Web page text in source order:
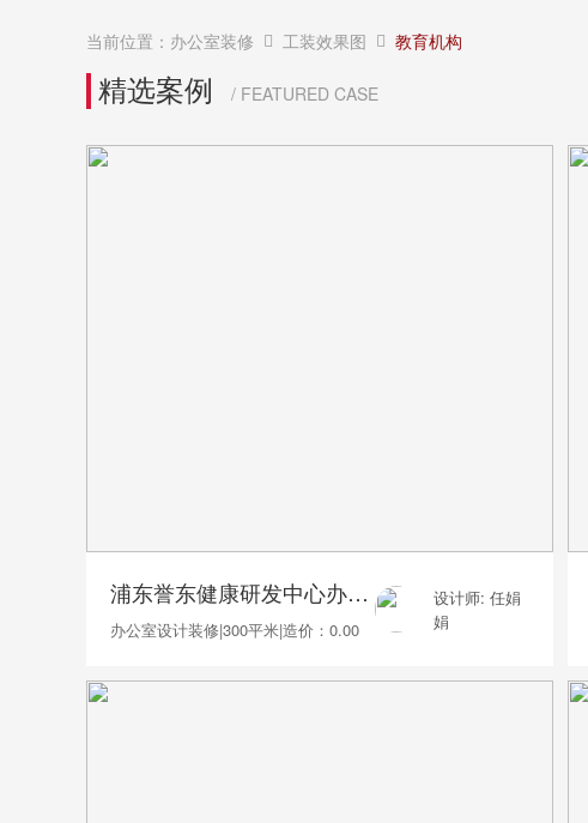
当前位置： 办公室装修 工装效果图 教育机构
精选案例 / FEATURED CASE
浦东誉东健康研发中心办公室装修300平
办公室设计装修|300平米|造价：0.00
设计师: 任娟
娟